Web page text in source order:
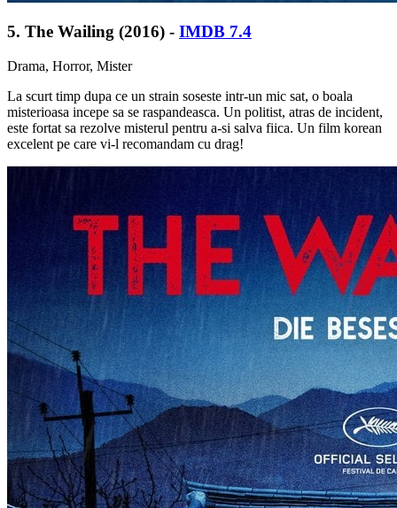
5. The Wailing (2016) - IMDB 7.4
Drama, Horror, Mister
La scurt timp dupa ce un strain soseste intr-un mic sat, o boala
misterioasa incepe sa se raspandeasca. Un politist, atras de incident,
este fortat sa rezolve misterul pentru a-si salva fiica. Un film korean
excelent pe care vi-l recomandam cu drag!